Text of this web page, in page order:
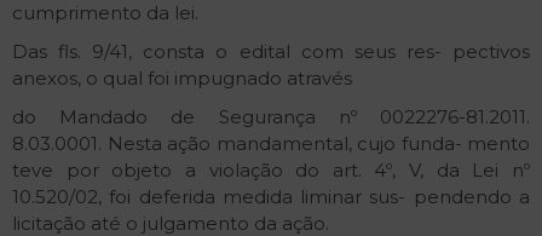
cumprimento da lei.
Das fls. 9/41, consta o edital com seus res- pectivos
anexos, o qual foi impugnado através
do Mandado de Segurança nº 0022276-81.2011.
8.03.0001. Nesta ação mandamental, cujo funda- mento
teve por objeto a violação do art. 4º, V, da Lei nº
10.520/02, foi deferida medida liminar sus- pendendo a
licitação até o julgamento da ação.